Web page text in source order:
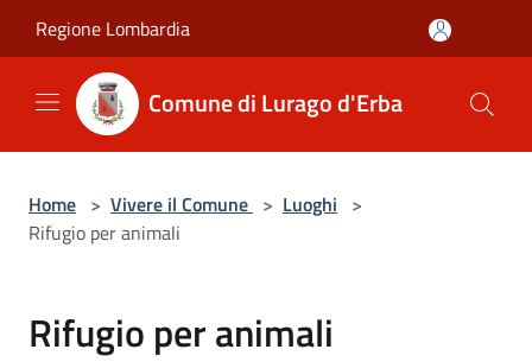
Regione Lombardia
Comune di Lurago d'Erba
Home > Vivere il Comune > Luoghi >
Rifugio per animali
Rifugio per animali